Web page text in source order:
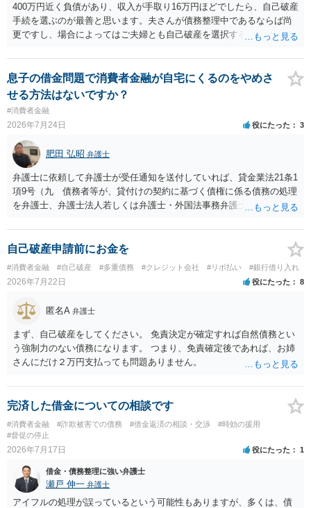
400万円近く負債があり、収入が手取り16万円ほどでしたら、自己破産
手続を選ぶのが最善と思います。夫さんが債務整理中であるならば尚
更ですし、場合によってはご夫婦とも自己破産を選択する方法もある
息子の借金問題で消費者金融が自宅にくるのをやめさ
せる方法はないですか？
#消費者金融
2026年7月24日 役にたった 3
肥田 弘昭 弁護士
弁護士に依頼して弁護士が受任通知を送付していれば、貸金業法21条1
項9号（九 債務者等が、貸付けの契約に基づく債権に係る債務の処理
を弁護士、弁護士法人若しくは弁護士・外国法事務弁護士共同法人若
等」という。）に委託し、又はその処理のため必要な裁判所における
民事事件に関する手続をとり、弁護士等又は裁判所から書面によりそ
の旨の通知があつた場合において、正当な理由がないのに、債務者等
に対し、電話をかけ、電報を送達し、若しくはファクシミリ装置を用
いて送信し、又は訪問する方法により、当該債務を弁済することを要
求し、これに対し債務者等から直接要求しないよう求められたにもか
かわらず、更にこれらの方法で当該債務を弁済することを要求するこ
と。）に違反しています。監督官庁に行政処分を求める、裁判所に仮
処分申請、不退去罪が成立すれば警察に通報などの対応が考えられま
す。ご参考にしてください。
自己破産申請前にお金を
#消費者金融 #自己破産 #多重債務 #クレジット会社 #リボ払い #銀行借り入れ
2026年7月22日 役にたった 8
匿名A 弁護士
まず、自己破産をしてください。 免責決定が確定すれば自然債務とい
う強制力のない債務になります。 つまり、免責確定後であれば、お姉
さんにだけ２万円支払っても問題ありません。
完済した借金についての相談です
#消費者金融 #詐欺被害での債務 #借金返済の相談・交渉
#時効の援用
#督促の停止
2026年7月17日 役にたった 1
借金・債務整理に強い弁護士
瀬戸 伸一 弁護士
アイフルの処理が誤っているという可能性もありますが、多くは、債